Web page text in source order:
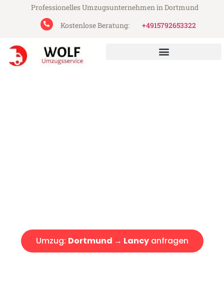
Professionelles Umzugsunternehmen in Dortmund
Kostenlose Beratung:
+4915792653322
Umzug: Dortmund → Lancyanfragen